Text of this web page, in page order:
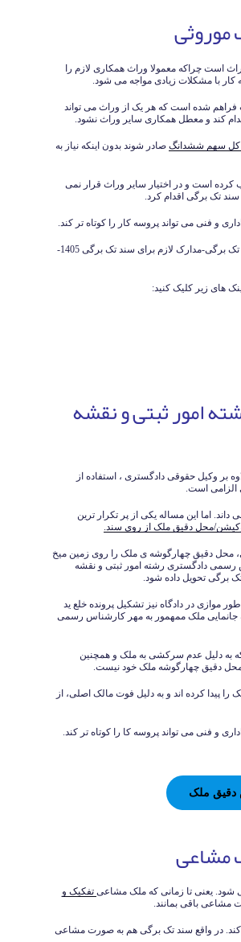
است چراکه معمولا وراث همکاری لازم را
کار با مشکلات زیادی مواجه می شود.
شده است که هر یک از وراث می تواند
کند و معطل همکاری سایر وراث نشود.
کل سهم ششدانگ صادر شوند بدون اینکه نیاز به
است و در اختیار سایر وراث قرار نمی
تک برگی اقدام کرد.
و فنی می تواند پروسه کار را کوتاه تر کند.
هزینه صدور سند تک برگی 1405-هزینه نقشه کاداستری سند تک برگی-مدارک لازم برای سند تک برگی 1405-
های زیر کلیک کنید:
امور ثبتی و نقشه
بر وکیل حقوقی دادگستری ، استفاده از
الزامی است.
اما این مساله یکی از پر تکرار ترین
محل دقیق ملک از روی سند.
محل دقیق چهارگوشه ی ملک را روی زمین میخ
رسمی دادگستری رشته امور ثبتی و نقشه
برگی تحویل داده شود.
موازی در دادگاه نیز تشکیل پرونده خلع ید
جانمایی ملک ممهمور به مهر کارشناس رسمی
به دلیل عدم سرکشی به ملک و همچنین
محل دقیق چهارگوشه ملک خود نیست.
پیدا کرده اند و به دلیل فوت مالک اصلی، از
و فنی می تواند پروسه کا را کوتاه تر کند.
دقیق ملک
مشاعی
یعنی تا زمانی که ملک مشاعی تفکیک و
مشاعی باقی بمانند.
کند. در واقع سند تک برگی هم به صورت مشاعی